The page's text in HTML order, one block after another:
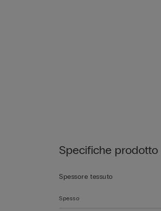
Specifiche prodotto
Spessore tessuto
Spesso